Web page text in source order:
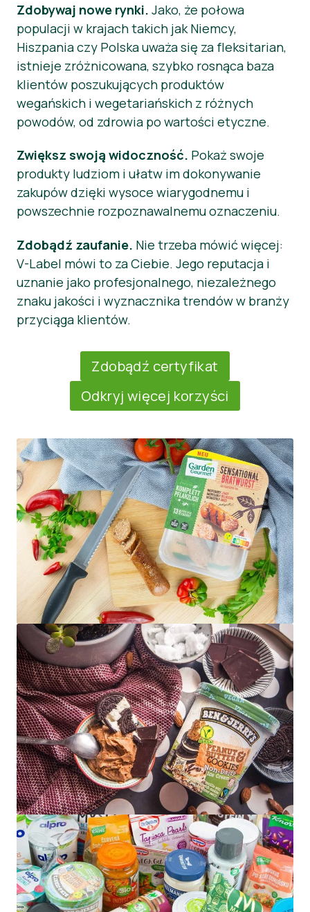
Zdobywaj nowe rynki. Jako, że połowa
populacji w krajach takich jak Niemcy,
Hiszpania czy Polska uważa się za fleksitarian,
istnieje zróżnicowana, szybko rosnąca baza
klientów poszukujących produktów
wegańskich i wegetariańskich z różnych
powodów, od zdrowia po wartości etyczne.
Zwiększ swoją widoczność. Pokaż swoje
produkty ludziom i ułatw im dokonywanie
zakupów dzięki wysoce wiarygodnemu i
powszechnie rozpoznawalnemu oznaczeniu.
Zdobądź zaufanie. Nie trzeba mówić więcej:
V-Label mówi to za Ciebie. Jego reputacja i
uznanie jako profesjonalnego, niezależnego
znaku jakości i wyznacznika trendów w branży
przyciąga klientów.
Zdobądź certyfikat
Odkryj więcej korzyści